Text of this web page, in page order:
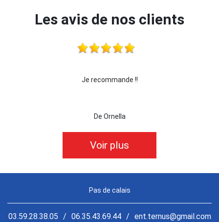
Les avis de nos clients
Je recommande !!
De Ornella
Voir plus
Pas de calais
03.59.28.38.05 / 06.35.43.69.44 / ent.ternus@gmail.com